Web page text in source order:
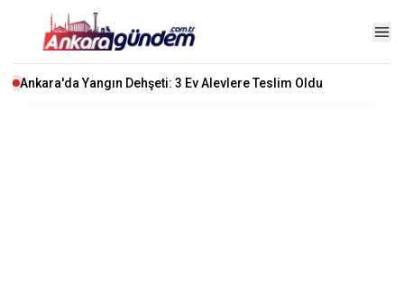
Ankara'da Yangın Dehşeti: 3 Ev Alevlere Teslim Oldu